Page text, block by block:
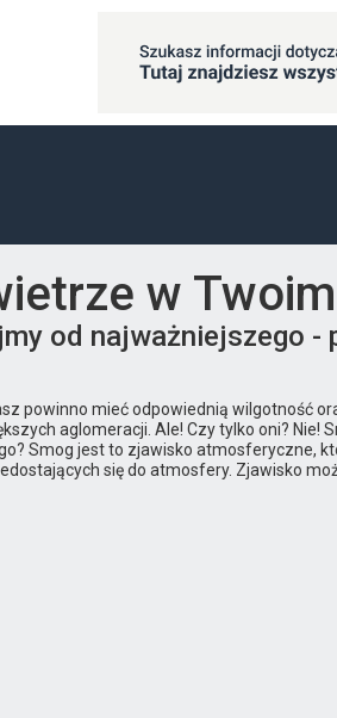
w
od najważniejszego
powinno mieć odpowiednią wilgotność
aglomeracji. Ale! Czy tylko oni?
Smog jest to zjawisko atmosferyczne,
się do atmosfery. Zjawisko